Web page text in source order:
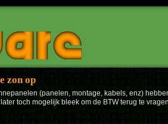
zon op
(panelen, montage, kabels, enz)
toch mogelijk bleek om de BTW terug te